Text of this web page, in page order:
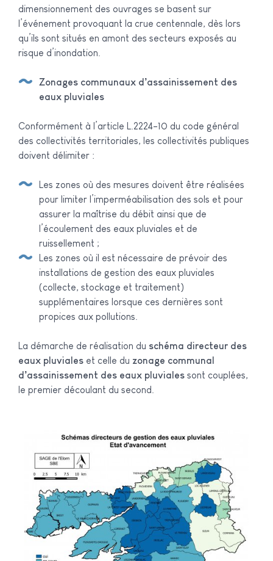
dimensionnement des ouvrages se basent sur
l’événement provoquant la crue centennale, dès lors
qu’ils sont situés en amont des secteurs exposés au
risque d’inondation.
Zonages communaux d’assainissement des
eaux pluviales
Conformément à l’article L.2224-10 du code général
des collectivités territoriales, les collectivités publiques
doivent délimiter :
Les zones où des mesures doivent être réalisées
pour limiter l’imperméabilisation des sols et pour
assurer la maîtrise du débit ainsi que de
l’écoulement des eaux pluviales et de
ruissellement ;
Les zones où il est nécessaire de prévoir des
installations de gestion des eaux pluviales
(collecte, stockage et traitement)
supplémentaires lorsque ces dernières sont
propices aux pollutions.
La démarche de réalisation du schéma directeur des
eaux pluviales et celle du zonage communal
d’assainissement des eaux pluviales sont couplées,
le premier découlant du second.